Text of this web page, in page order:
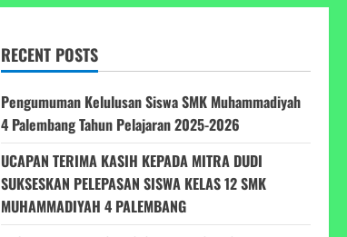
RECENT POSTS
Pengumuman Kelulusan Siswa SMK Muhammadiyah
4 Palembang Tahun Pelajaran 2025-2026
UCAPAN TERIMA KASIH KEPADA MITRA DUDI
SUKSESKAN PELEPASAN SISWA KELAS 12 SMK
MUHAMMADIYAH 4 PALEMBANG